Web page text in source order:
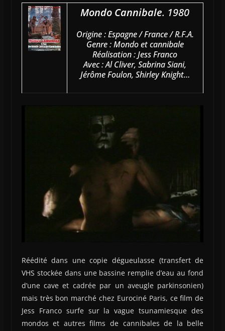
Mondo Cannibale. 1980
Origine : Espagne / France / R.F.A.
Genre : Mondo et cannibale
Réalisation : Jess Franco
Avec : Al Cliver, Sabrina Siani,
Jérôme Foulon, Shirley Knight…
Réédité dans une copie dégueulasse (transfert de
VHS stockée dans une bassine remplie d’eau au fond
d’une cave et cadrée par un aveugle parkinsonien)
mais très bon marché chez Eurociné Paris, ce film de
Jess Franco surfe sur la vague tsunamiesque des
mondos et autres films de cannibales de la belle